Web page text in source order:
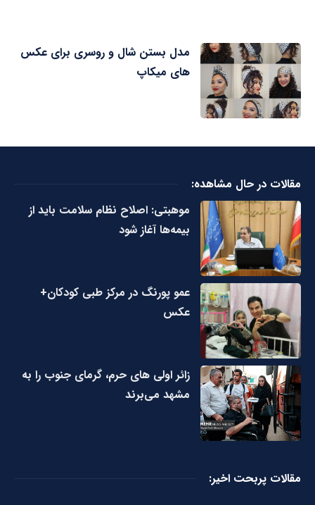
مدل بستن شال و روسری برای عکس
های میکاپ
مقالات در حال مشاهده:
موهبتی: اصلاح نظام سلامت باید از
بیمه‌ها آغاز شود
عمو پورنگ در مرکز طبی کودکان+
عکس
زائر اولی های حرم، گرمای جنوب را به
مشهد می‌برند
مقالات پربحت اخیر: